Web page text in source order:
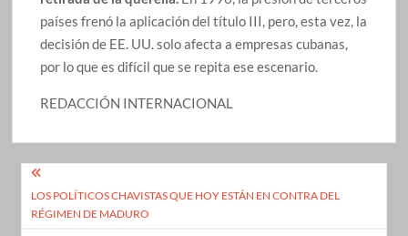
países frenó la aplicación del título III, pero, esta vez, la
decisión de EE. UU. solo afecta a empresas cubanas,
por lo que es difícil que se repita ese escenario.
REDACCIÓN INTERNACIONAL
Navegación
de
LOS POLÍTICOS CHAVISTAS QUE HOY ESTÁN EN CONTRA DEL
RÉGIMEN DE MADURO